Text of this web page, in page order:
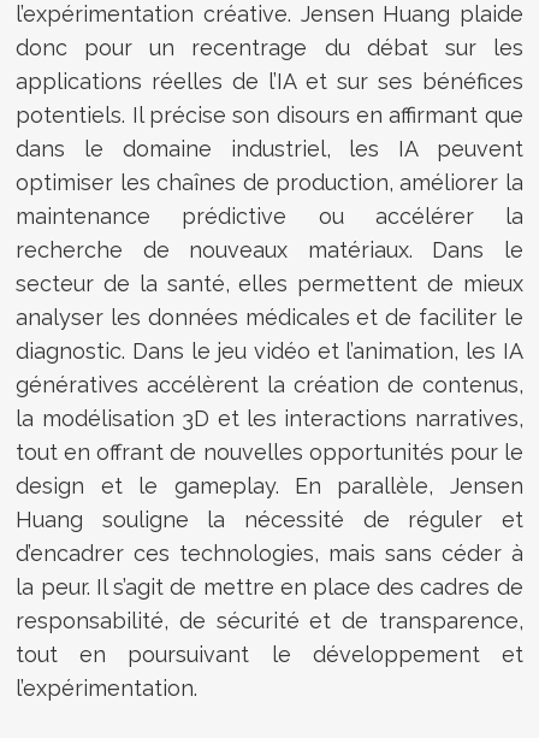
l’expérimentation créative. Jensen Huang plaide
donc pour un recentrage du débat sur les
applications réelles de l’IA et sur ses bénéfices
potentiels. Il précise son disours en affirmant que
dans le domaine industriel, les IA peuvent
optimiser les chaînes de production, améliorer la
maintenance prédictive ou accélérer la
recherche de nouveaux matériaux. Dans le
secteur de la santé, elles permettent de mieux
analyser les données médicales et de faciliter le
diagnostic. Dans le jeu vidéo et l’animation, les IA
génératives accélèrent la création de contenus,
la modélisation 3D et les interactions narratives,
tout en offrant de nouvelles opportunités pour le
design et le gameplay. En parallèle, Jensen
Huang souligne la nécessité de réguler et
d’encadrer ces technologies, mais sans céder à
la peur. Il s’agit de mettre en place des cadres de
responsabilité, de sécurité et de transparence,
tout en poursuivant le développement et
l’expérimentation.